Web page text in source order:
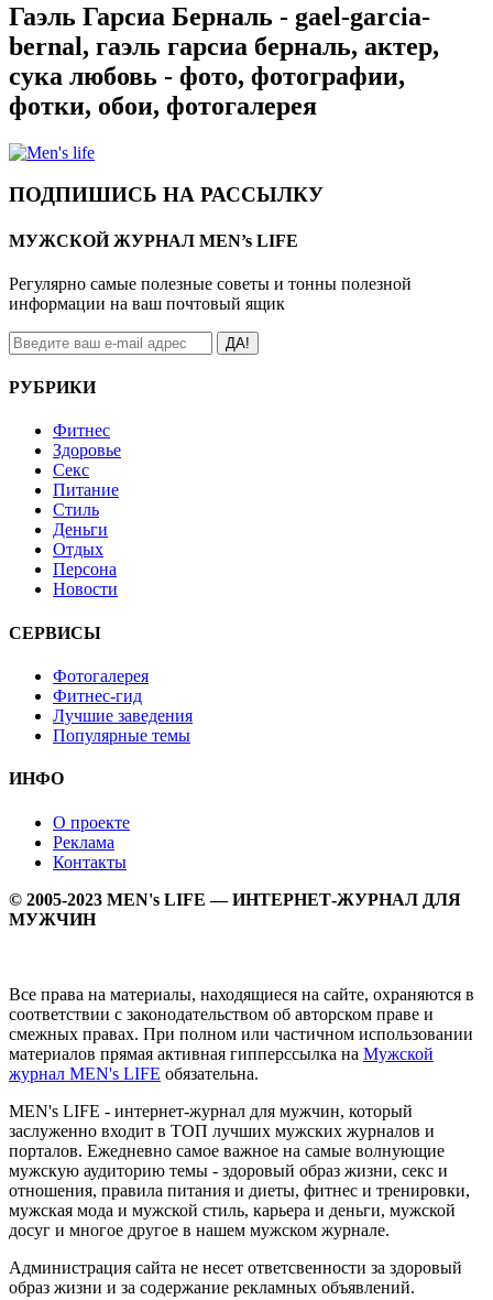
Гаэль Гарсиа Берналь - gael-garcia-
bernal, гаэль гарсиа берналь, актер,
сука любовь - фото, фотографии,
фотки, обои, фотогалерея
ПОДПИШИСЬ НА РАССЫЛКУ
МУЖСКОЙ ЖУРНАЛ MEN’s LIFE
Регулярно самые полезные советы и тонны полезной
информации на ваш почтовый ящик
ДА!
РУБРИКИ
Фитнес
Здоровье
Секс
Питание
Стиль
Деньги
Отдых
Персона
Новости
СЕРВИСЫ
Фотогалерея
Фитнес-гид
Лучшие заведения
Популярные темы
ИНФО
О проекте
Реклама
Контакты
© 2005-2023 MEN's LIFE — ИНТЕРНЕТ-ЖУРНАЛ ДЛЯ
МУЖЧИН
Все права на материалы, находящиеся на сайте, охраняются в
соответствии с законодательством об авторском праве и
смежных правах. При полном или частичном использовании
материалов прямая активная гипперссылка на Мужской
журнал MEN's LIFE обязательна.
MEN's LIFE - интернет-журнал для мужчин, который
заслуженно входит в ТОП лучших мужских журналов и
порталов. Ежедневно самое важное на самые волнующие
мужскую аудиторию темы - здоровый образ жизни, секс и
отношения, правила питания и диеты, фитнес и тренировки,
мужская мода и мужской стиль, карьера и деньги, мужской
досуг и многое другое в нашем мужском журнале.
Администрация сайта не несет ответсвенности за здоровый
образ жизни и за содержание рекламных объявлений.